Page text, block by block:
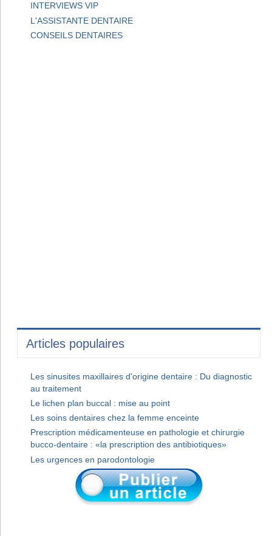
INTERVIEWS VIP
L'ASSISTANTE DENTAIRE
CONSEILS DENTAIRES
Articles populaires
Les sinusites maxillaires d'origine dentaire : Du diagnostic
au traitement
Le lichen plan buccal : mise au point
Les soins dentaires chez la femme enceinte
Prescription médicamenteuse en pathologie et chirurgie
bucco-dentaire : «la prescription des antibiotiques»
Les urgences en parodontologie